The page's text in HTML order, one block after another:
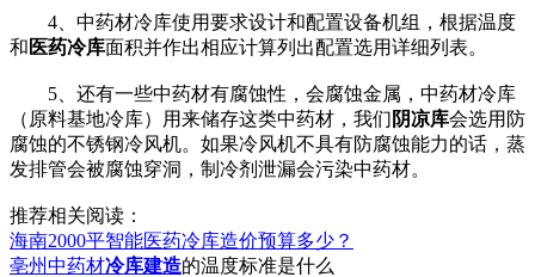
4、中药材冷库使用要求设计和配置设备机组，根据温度
和 医药冷库面积并作出相应计算列出配置选用详细列表。
5、还有一些中药材有腐蚀性，会腐蚀金属，中药材冷库
（原料基地冷库）用来储存这类中药材，我们 阴凉库会选用防
腐蚀的不锈钢冷风机。如果冷风机不具有防腐蚀能力的话，蒸
发排管会被腐蚀穿洞，制冷剂泄漏会污染中药材。
推荐相关阅读：
海南2000平智能医药冷库造价预算多少？
亳州中药材冷库建造的温度标准是什么